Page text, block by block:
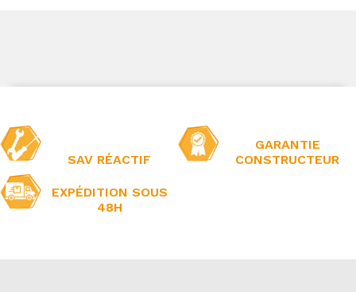
SAV RÉACTIF
GARANTIE
CONSTRUCTEUR
EXPÉDITION SOUS
48H